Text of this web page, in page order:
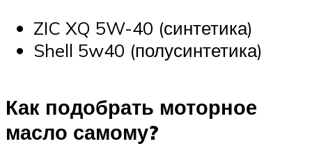
ZIC XQ 5W-40 (синтетика)
Shell 5w40 (полусинтетика)
Как подобрать моторное
масло самому?